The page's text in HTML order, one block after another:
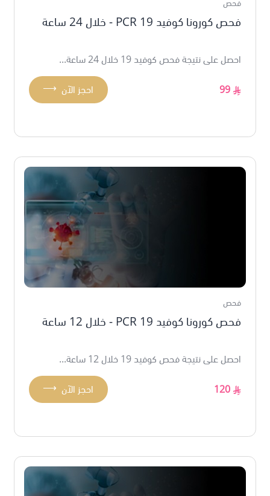
فحص
فحص كورونا كوفيد 19 PCR - خلال 24 ساعة
احصل على نتيجة فحص كوفيد 19 خلال 24 ساعة...
99
⟶ احجز الآن
فحص
فحص كورونا كوفيد 19 PCR - خلال 12 ساعة
احصل على نتيجة فحص كوفيد 19 خلال 12 ساعة...
120
⟶ احجز الآن